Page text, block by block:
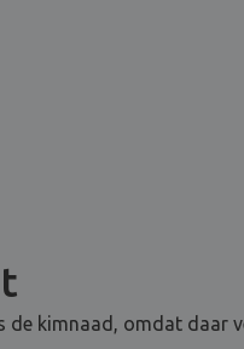
kimnaad, omdat daar